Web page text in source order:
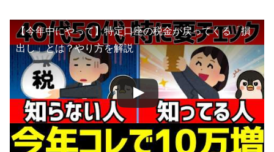
【今年中にやって】特定口座の税金が戻ってくる「損
出し」とは？やり方を解説